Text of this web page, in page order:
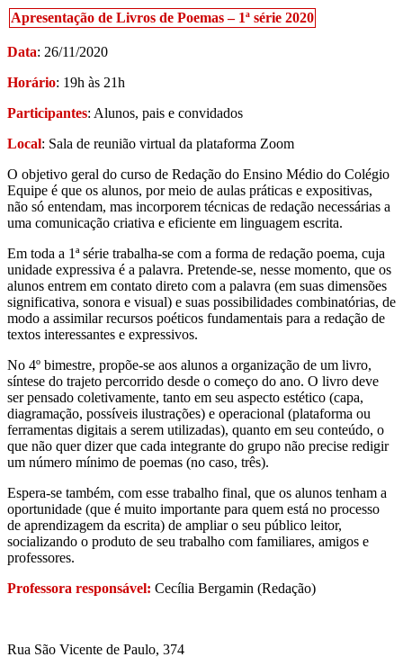
Apresentação de Livros de Poemas – 1ª série 2020
Data: 26/11/2020
Horário: 19h às 21h
Participantes: Alunos, pais e convidados
Local: Sala de reunião virtual da plataforma Zoom
O objetivo geral do curso de Redação do Ensino Médio do Colégio
Equipe é que os alunos, por meio de aulas práticas e expositivas,
não só entendam, mas incorporem técnicas de redação necessárias a
uma comunicação criativa e eficiente em linguagem escrita.
Em toda a 1ª série trabalha-se com a forma de redação poema, cuja
unidade expressiva é a palavra. Pretende-se, nesse momento, que os
alunos entrem em contato direto com a palavra (em suas dimensões
significativa, sonora e visual) e suas possibilidades combinatórias, de
modo a assimilar recursos poéticos fundamentais para a redação de
textos interessantes e expressivos.
No 4º bimestre, propõe-se aos alunos a organização de um livro,
síntese do trajeto percorrido desde o começo do ano. O livro deve
ser pensado coletivamente, tanto em seu aspecto estético (capa,
diagramação, possíveis ilustrações) e operacional (plataforma ou
ferramentas digitais a serem utilizadas), quanto em seu conteúdo, o
que não quer dizer que cada integrante do grupo não precise redigir
um número mínimo de poemas (no caso, três).
Espera-se também, com esse trabalho final, que os alunos tenham a
oportunidade (que é muito importante para quem está no processo
de aprendizagem da escrita) de ampliar o seu público leitor,
socializando o produto de seu trabalho com familiares, amigos e
professores.
Professora responsável: Cecília Bergamin (Redação)
Rua São Vicente de Paulo, 374